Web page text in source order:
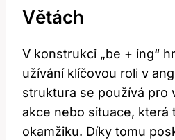
Větách
V konstrukci „be + ing“
užívání ⁤klíčovou roli v
struktura se používá pro⁤
akce nebo situace, která
okamžiku. Díky ⁢tomu‍